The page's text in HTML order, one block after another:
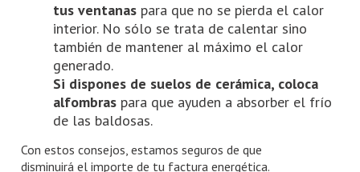
tus ventanas para que no se pierda el calor
interior. No sólo se trata de calentar sino
también de mantener al máximo el calor
generado.
Si dispones de suelos de cerámica, coloca
alfombras para que ayuden a absorber el frío
de las baldosas.
Con estos consejos, estamos seguros de que
disminuirá el importe de tu factura energética.